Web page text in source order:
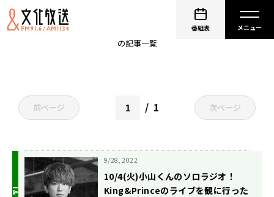
番組表
の記事一覧
前ページ 1 次ページ
9/28, 2022
10/4(火)小山くんのソロラジオ！
King&Princeのライブを観に行った